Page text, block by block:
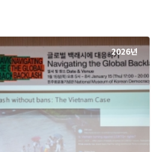
2026년